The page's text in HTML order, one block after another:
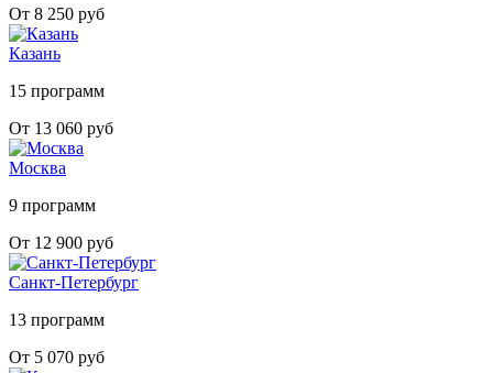
От 8 250 руб
Казань
15 программ
От 13 060 руб
Москва
9 программ
От 12 900 руб
Санкт-Петербург
13 программ
От 5 070 руб